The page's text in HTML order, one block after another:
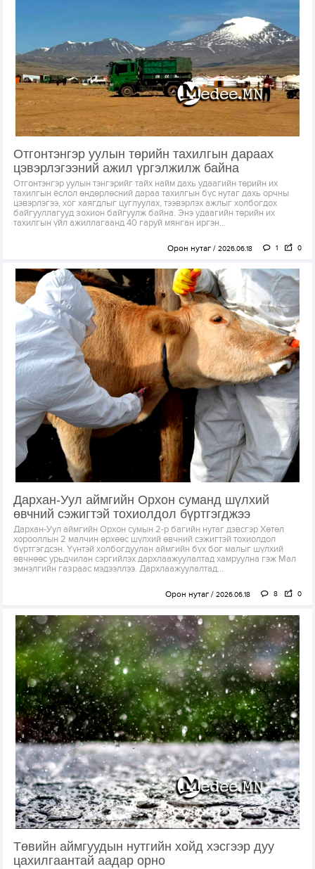
Отгонтэнгэр уулын төрийн тахилгын дараах
цэвэрлэгээний ажил үргэлжилж байна
Отгонтэнгэр уулын тэнгэрийг тайх найм дахь удаагийн төрийн их
тахилгын ёслол өндөрлөсний дараа тахилгын бүс нутаг дахь орчны
цэвэрлэгээ, хог хаягдлыг цуглуулах, тээвэрлэх ажлыг холбогдох
байгууллагууд зохион байгуулж байна. Энэ удаагийн төрийн их
тахилгын үйл ажиллагаанд 40 гаруй мянган иргэн...
Орон нутаг 2026.06.18 1 0
Дархан-Уул аймгийн Орхон суманд шүлхий
өвчний сэжигтэй тохиолдол бүртгэгджээ
Дархан-Уул аймгийн Орхон сумын 2-р багийн нутаг дэвсгэр Хөтөл
хорооллын 2 малчин өрхөөс шүлхий өвчний сэжигтэй тохиолдол
бүртгэгдсэн. Үүнтэй холбогдуулан аймгийн бүх бог малыг шүлхий
өвчнөөс урьдчилан сэргийлэх дархлаажуулалтад хамруулна гэж Мал
эмнэлгийн газраас мэдээллээ. Дархлаажуулалтад...
Орон нутаг 2026.06.18 8 0
Төвийн аймгуудын нутгийн хойд хэсгээр дуу
цахилгаантай аадар орно